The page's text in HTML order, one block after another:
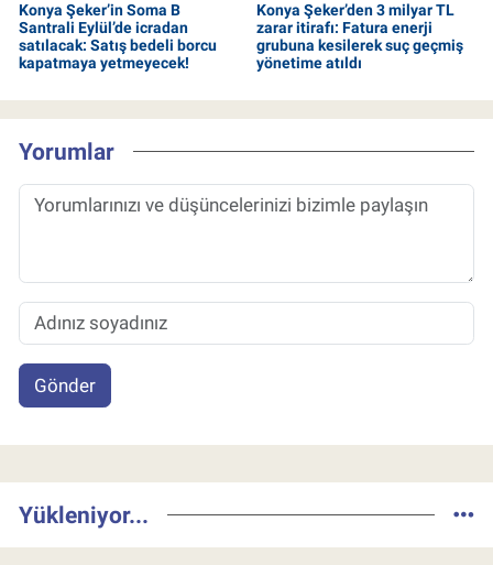
Konya Şeker’in Soma B
Santrali Eylül’de icradan
satılacak: Satış bedeli borcu
kapatmaya yetmeyecek!
Konya Şeker’den 3 milyar TL
zarar itirafı: Fatura enerji
grubuna kesilerek suç geçmiş
yönetime atıldı
Yorumlar
Gönder
Yükleniyor...